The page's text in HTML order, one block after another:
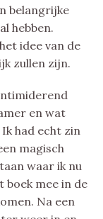
belangrijke
hebben.
idee van de
zullen zijn.
en wat
had echt zin
magisch
waar ik nu
boek mee in de
Na een